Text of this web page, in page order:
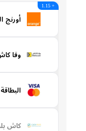
أورنج المغرب
وفا كاش
البطاقة
كاش بلس